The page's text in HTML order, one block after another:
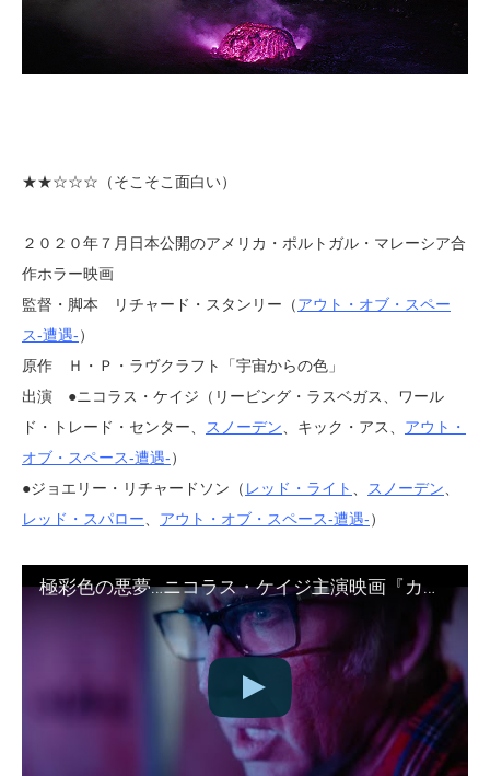
★★☆☆☆（そこそこ面白い）
２０２０年７月日本公開のアメリカ・ポルトガル・マレーシア合
作ホラー映画
監督・脚本 リチャード・スタンリー（アウト・オブ・スペー
ス-遭遇-）
原作 Ｈ・Ｐ・ラヴクラフト「宇宙からの色」
出演 ●ニコラス・ケイジ（リービング・ラスベガス、ワール
ド・トレード・センター、
スノーデン 、キック・アス、 アウト・
オブ・スペース-遭遇-）
●ジョエリー・リチャードソン（ レッド・ライト スノーデン
レッド・スパロー
アウト・オブ・スペース-遭遇-）
極彩色の悪夢…ニコラス・ケイジ主演映画『カラー・アウト・オブ・スペース─遭遇─』予告編